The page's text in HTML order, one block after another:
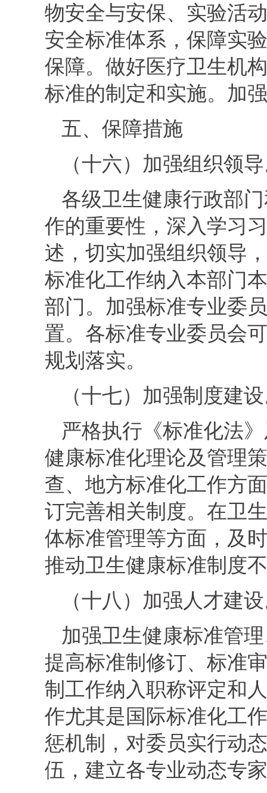
物安全与安保、实验活
安全标准体系，保障实
保障。做好医疗卫生机
标准的制定和实施。加
五、保障措施
（十六）加强组织领
各级卫生健康行政部
作的重要性，深入学习
述，切实加强组织领导
标准化工作纳入本部门
部门。加强标准专业委
置。各标准专业委员会
规划落实。
（十七）加强制度建
严格执行《标准化法
健康标准化理论及管理
查、地方标准化工作方
订完善相关制度。在卫
体标准管理等方面，及
推动卫生健康标准制度
（十八）加强人才建
加强卫生健康标准管
提高标准制修订、标准
制工作纳入职称评定和
作尤其是国际标准化工
惩机制，对委员实行动
伍，建立各专业动态专